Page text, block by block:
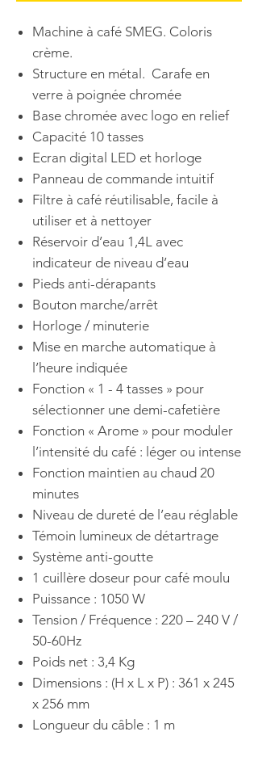
Machine à café SMEG. Coloris
crème.
Structure en métal. Carafe en
verre à poignée chromée
Base chromée avec logo en relief
Capacité 10 tasses
Ecran digital LED et horloge
Panneau de commande intuitif
Filtre à café réutilisable, facile à
utiliser et à nettoyer
Réservoir d’eau 1,4L avec
indicateur de niveau d’eau
Pieds anti-dérapants
Bouton marche/arrêt
Horloge / minuterie
Mise en marche automatique à
l’heure indiquée
Fonction « 1 - 4 tasses » pour
sélectionner une demi-cafetière
Fonction « Arome » pour moduler
l’intensité du café : léger ou intense
Fonction maintien au chaud 20
minutes
Niveau de dureté de l’eau réglable
Témoin lumineux de détartrage
Système anti-goutte
1 cuillère doseur pour café moulu
Puissance : 1050 W
Tension / Fréquence : 220 – 240 V /
50-60Hz
Poids net : 3,4 Kg
Dimensions : (H x L x P) : 361 x 245
x 256 mm
Longueur du câble : 1 m